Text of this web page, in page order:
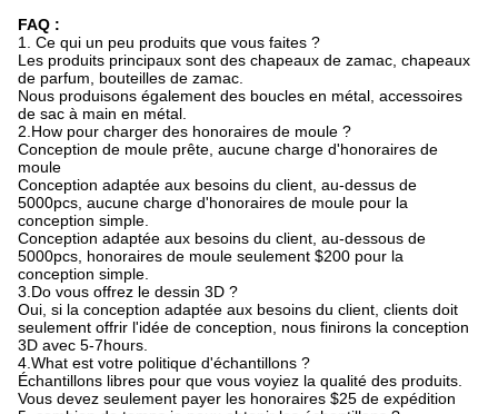
FAQ :
1. Ce qui un peu produits que vous faites ?
Les produits principaux sont des chapeaux de zamac, chapeaux
de parfum, bouteilles de zamac.
Nous produisons également des boucles en métal, accessoires
de sac à main en métal.
2.How pour charger des honoraires de moule ?
Conception de moule prête, aucune charge d'honoraires de
moule
Conception adaptée aux besoins du client, au-dessus de
5000pcs, aucune charge d'honoraires de moule pour la
conception simple.
Conception adaptée aux besoins du client, au-dessous de
5000pcs, honoraires de moule seulement $200 pour la
conception simple.
3.Do vous offrez le dessin 3D ?
Oui, si la conception adaptée aux besoins du client, clients doit
seulement offrir l'idée de conception, nous finirons la conception
3D avec 5-7hours.
4.What est votre politique d'échantillons ?
Échantillons libres pour que vous voyiez la qualité des produits.
Vous devez seulement payer les honoraires $25 de expédition